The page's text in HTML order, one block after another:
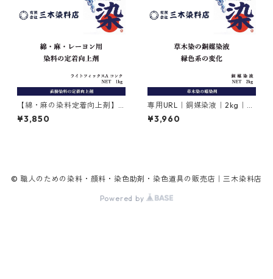
【綿・麻の染料定着向上剤】
｜1kg｜ライトフィックスAコ
ンク
¥3,850
専用URL｜銅媒染液｜2kg｜
【銅媒染剤】
¥3,960
© 職人のための染料・顔料・染色助剤・染色道具の販売店｜三木染料店
Powered by